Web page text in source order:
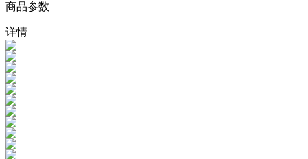
商品参数
详情